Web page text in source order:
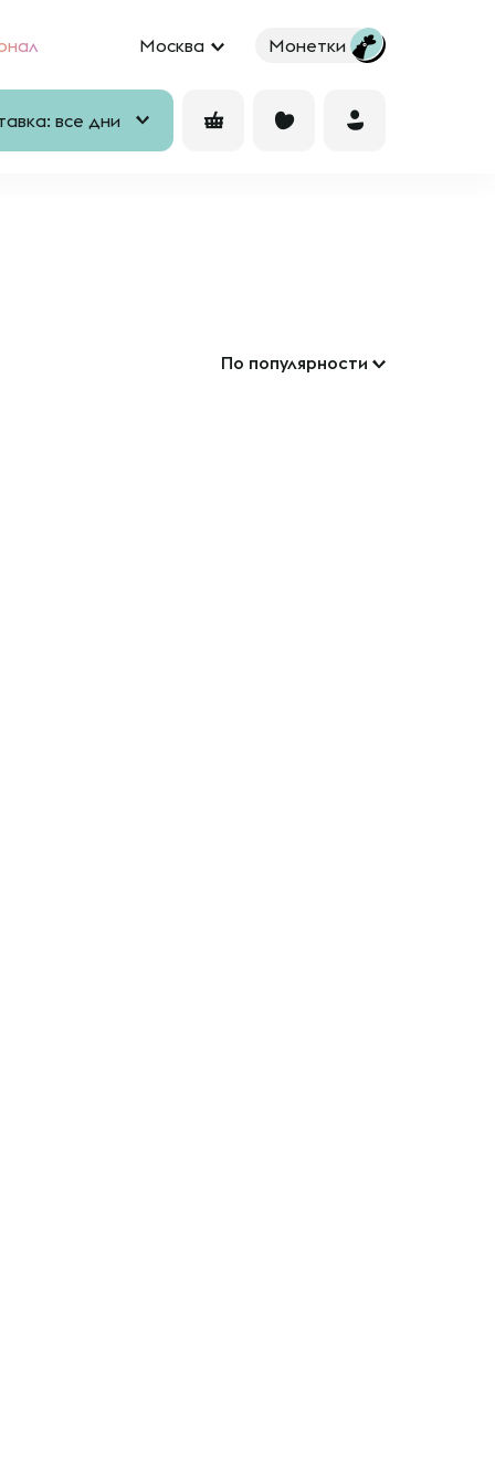
Москва Монетки
все дни
По популярности